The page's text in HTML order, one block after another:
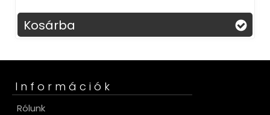
Információk
Rólunk